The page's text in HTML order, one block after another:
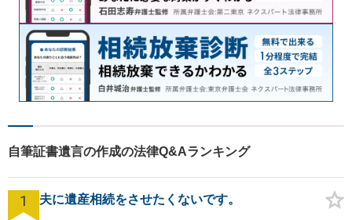
自筆証書遺言の作成の法律Q&Aランキング
1 夫に遺産相続をさせたくないです。